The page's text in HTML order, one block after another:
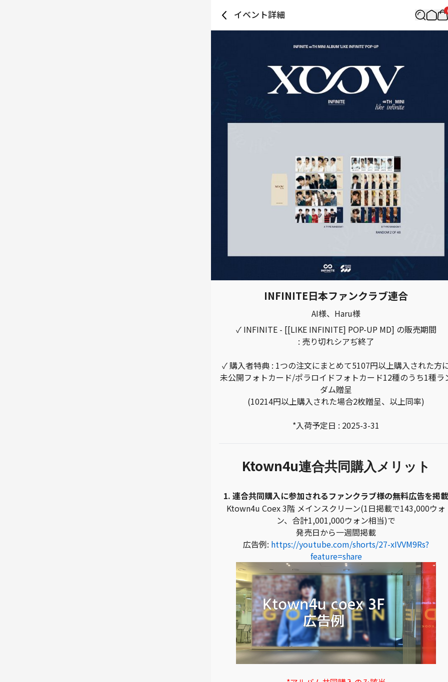
イベント詳細
INFINITE日本ファンクラブ連合
AI様、Haru様
✓ INFINITE - [[LIKE INFINITE] POP-UP MD] の販売期間
: 売り切れシアぢ終了
✓ 購入者特典 : 1つの注文にまとめて5107円以上購入された方
未公開フォトカード/ポラロイドフォトカード12種のうち1種ラ
ダム贈呈
(10214円以上購入された場合2枚贈呈、以上同率)
*入荷予定日 : 2025-3-31
Ktown4u連合共同購入メリット
1. 連合共同購入に参加されるファンクラブ様の無料広告を掲載
Ktown4u Coex 3階 メインスクリーン(1日掲載で143,000ウォ
ン、合計1,001,000ウォン相当)で
発売日から一週間掲載
広告例: https://youtube.com/shorts/27-xIVVM9Rs?
feature=share